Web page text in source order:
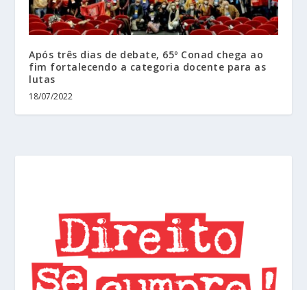
Após três dias de debate, 65º Conad chega ao
fim fortalecendo a categoria docente para as
lutas
18/07/2022